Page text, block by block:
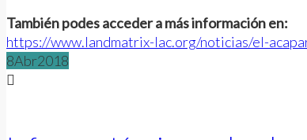
También podes acceder a más información en:
https://www.landmatrix-lac.org/noticias/el-
8Abr2018